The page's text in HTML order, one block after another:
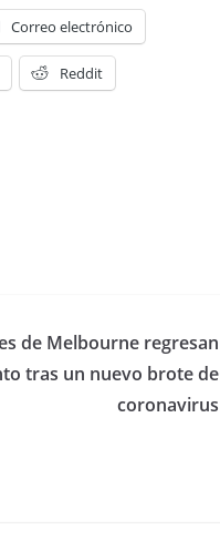
Correo electrónico
Reddit
de Melbourne regresan
tras un nuevo brote de
coronavirus